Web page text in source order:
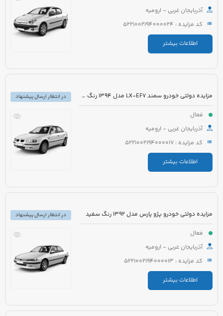
آذربایجان غربی - ارومیه
کد مزایده : 5221002194000024
اطلاعات بیشتر
مزایده دولتی خودرو سمند LX-EF7 مدل 1394 رنگ سفید
فعال
آذربایجان غربی - ارومیه
کد مزایده : 5221002194000017
اطلاعات بیشتر
در انتظار ارسال پیشنهاد
مزایده دولتی خودرو پژو پارس مدل 1392 رنگ سفید
فعال
آذربایجان غربی - ارومیه
کد مزایده : 5221002194000013
اطلاعات بیشتر
در انتظار ارسال پیشنهاد